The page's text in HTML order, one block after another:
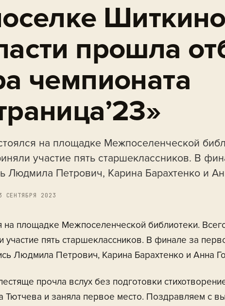
прошла
чемпионата
на площадке Межпоселенческой
участие пять старшеклассников. В
Людмила Петрович, Карина Барахтенко и
СЕНТЯБРЯ 2023
на площадке Межпоселенческой библиотеки.
участие пять старшеклассников. В финале за
Людмила Петрович, Карина Барахтенко и Анна
прочла вслух без подготовки
Тютчева и заняла первое место. Поздравляем с